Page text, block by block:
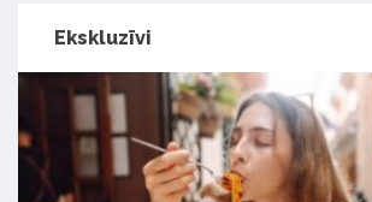
Ekskluzīvi